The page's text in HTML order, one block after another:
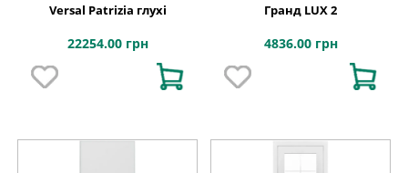
Versal Patrizia глухі
22254.00 грн
Гранд LUX 2
4836.00 грн